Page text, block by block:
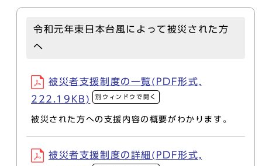
令和元年東日本台風によって被災された方
へ
被災者支援制度の一覧(PDF形式,
222.19KB)
別ウィンドウで開く
被災された方への支援内容の概要がわかります。
被災者支援制度の詳細(PDF形式,